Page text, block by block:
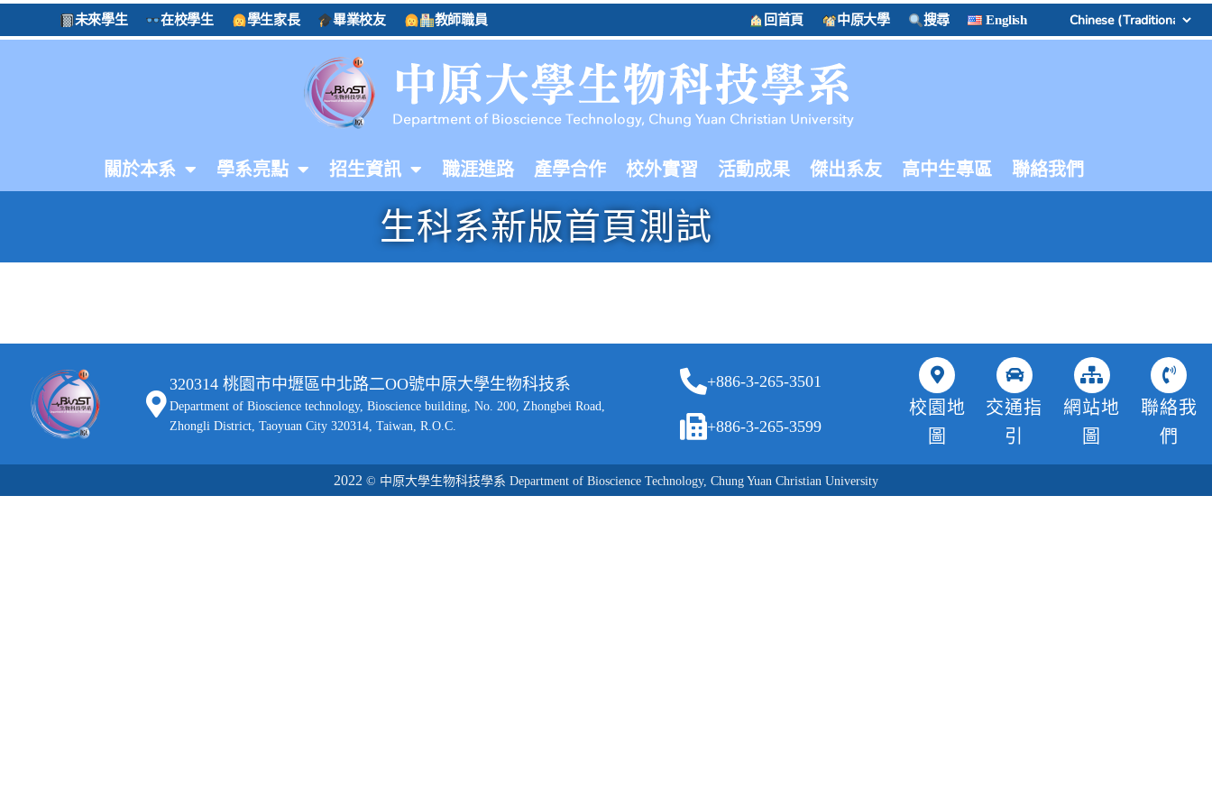
未來學生 在校學生 學生家長 畢業校友 教師職員 回首頁 中原大學 搜尋 English
關於本系 學系亮點 招生資訊 職涯進路 產學合作 校外實習 活動成果 傑出系友 高中生專區 聯絡我們
生科系新版首頁測試
320314 桃園市中壢區中北路二OO號中原大學生物科技系
Department of Bioscience technology, Bioscience building, No. 200, Zhongbei Road,
Zhongli District, Taoyuan City 320314, Taiwan, R.O.C.
+886-3-265-3501
+886-3-265-3599
校園地
圖
交通指
引
網站地
圖
聯絡我
們
2022 © 中原大學生物科技學系 Department of Bioscience Technology, Chung Yuan Christian University